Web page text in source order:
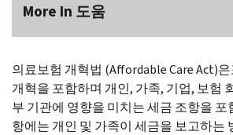
More In 도움
의료보험 개혁법 (Affordable Care Act)
개혁을 포함하며 개인, 가족, 기업, 보험
부 기관에 영향을 미치는 세금 조항을 포
항에는 개인 및 가족이 세금을 보고하는